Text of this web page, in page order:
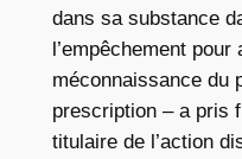
dans sa substance
l’empêchement
méconnaissance du
prescription – a pris
titulaire de l’action